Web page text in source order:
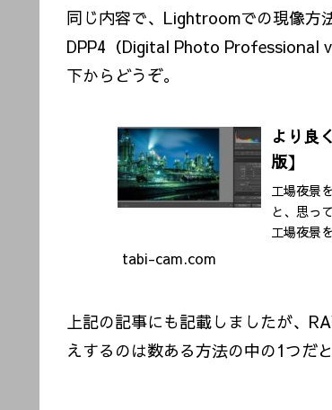
同じ内容で、Lightroomでの現像方
DPP4（Digital Photo Professional
下からどうぞ。
より良
版】
工場夜景
と、思っ
工場夜景
tabi-cam.com
上記の記事にも記載しましたが、
えするのは数ある方法の中の1つだ